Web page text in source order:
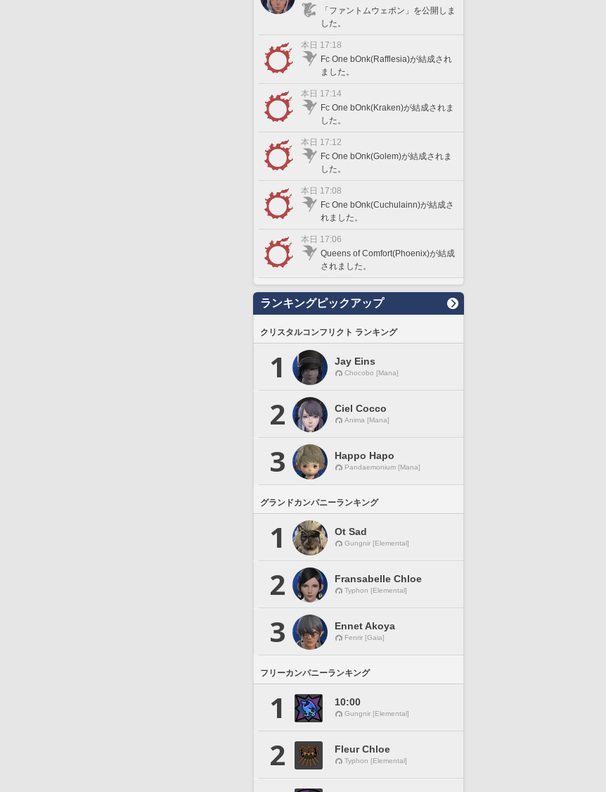
「ファントムウェポン」を公開しま
した。
本日 17:18
Fc One bOnk(Rafflesia)が結成され
ました。
本日 17:14
Fc One bOnk(Kraken)が結成されま
した。
本日 17:12
Fc One bOnk(Golem)が結成されま
した。
本日 17:08
Fc One bOnk(Cuchulainn)が結成さ
れました。
本日 17:06
Queens of Comfort(Phoenix)が結成
されました。
ランキングピックアップ
クリスタルコンフリクト ランキング
1 Jay Eins
Chocobo [Mana]
2 Ciel Cocco
Anima [Mana]
3 Happo Hapo
Pandaemonium [Mana]
グランドカンパニーランキング
1 Ot Sad
Gungnir [Elemental]
2 Fransabelle Chloe
Typhon [Elemental]
3 Ennet Akoya
Fenrir [Gaia]
フリーカンパニーランキング
1 10:00
Gungnir [Elemental]
2 Fleur Chloe
Typhon [Elemental]